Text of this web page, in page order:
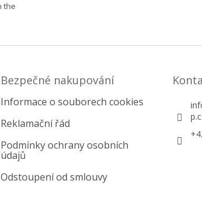
the
Bezpečné nakupování
Informace o souborech cookies
Reklamační řád
Podmínky ochrany osobních
údajů
Odstoupení od smlouvy